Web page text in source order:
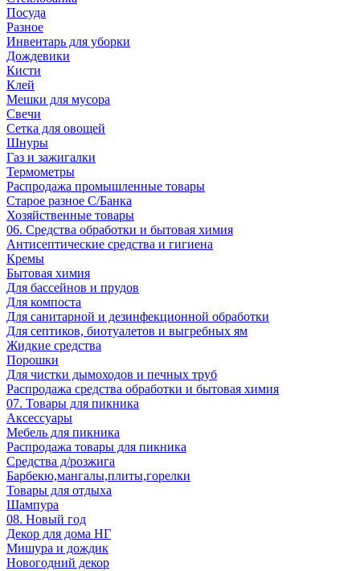
Посуда
Разное
Инвентарь для уборки
Дождевики
Кисти
Клей
Мешки для мусора
Свечи
Сетка для овощей
Шнуры
Газ и зажигалки
Термометры
Распродажа промышленные товары
Старое разное С/Банка
Хозяйственные товары
06. Средства обработки и бытовая химия
Антисептические средства и гигиена
Кремы
Бытовая химия
Для бассейнов и прудов
Для компоста
Для санитарной и дезинфекционной обработки
Для септиков, биотуалетов и выгребных ям
Жидкие средства
Порошки
Для чистки дымоходов и печных труб
Распродажа средства обработки и бытовая химия
07. Товары для пикника
Аксессуары
Мебель для пикника
Распродажа товары для пикника
Средства д/розжига
Барбекю,мангалы,плиты,горелки
Товары для отдыха
Шампура
08. Новый год
Декор для дома НГ
Мишура и дождик
Новогодний декор